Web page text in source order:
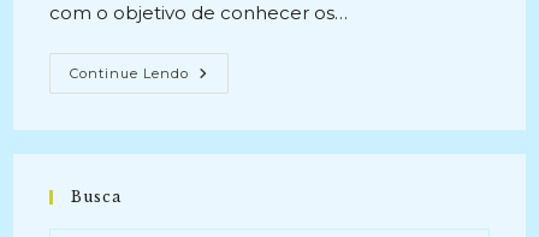
com o objetivo de conhecer os…
Continue Lendo A
LITERATURA
Análise
Artigos
Busca